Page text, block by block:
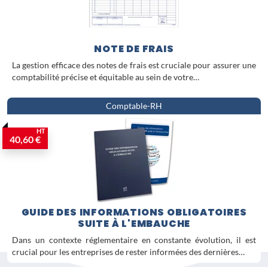
NOTE DE FRAIS
La gestion efficace des notes de frais est cruciale pour assurer une
comptabilité précise et équitable au sein de votre…
Comptable-RH
40,60 €
HT
GUIDE DES INFORMATIONS OBLIGATOIRES
SUITE À L'EMBAUCHE
Dans un contexte réglementaire en constante évolution, il est
crucial pour les entreprises de rester informées des dernières…